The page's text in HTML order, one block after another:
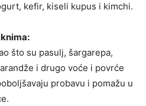
kefir, kiseli kupus i kimchi.
što su pasulj, šargarepa,
i drugo voće i povrće
probavu i pomažu u